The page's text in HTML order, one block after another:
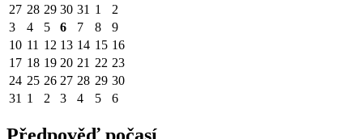
27 28 29 30 31 1
2
3
4 5 6 7 8
9
10 11 12 13 14 15 16
17 18 19 20 21 22 23
24 25 26 27 28 29 30
31 1 2 3 4 5 6